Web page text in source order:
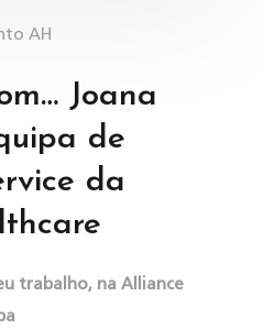
AH
Joana
de
da
trabalho, na Alliance